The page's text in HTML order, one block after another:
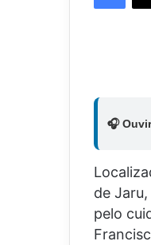
🎧
de
pelo